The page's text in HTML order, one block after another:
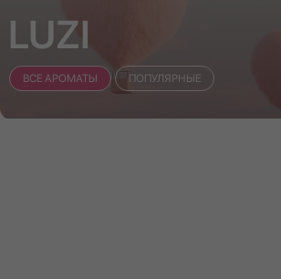
LUZI
ПОПУЛЯРНЫЕ
ВСЕ АРОМАТЫ